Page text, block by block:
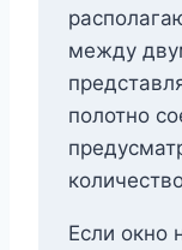
между
полотно
Если окно